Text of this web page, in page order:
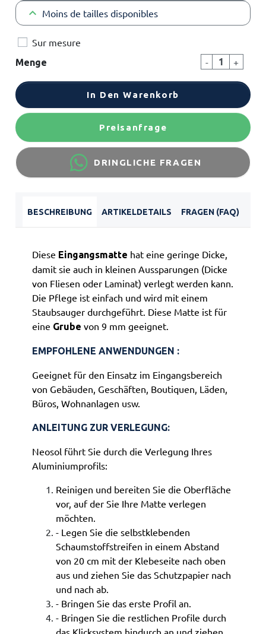
keyboard_arrow_up Moins de tailles disponibles
Sur mesure
Menge - +
In Den Warenkorb
Preisanfrage
DRINGLICHE FRAGEN
BESCHREIBUNG ARTIKELDETAILS FRAGEN (FAQ)
Diese Eingangsmatte hat eine geringe Dicke,
damit sie auch in kleinen Aussparungen (Dicke
von Fliesen oder Laminat) verlegt werden kann.
Die Pflege ist einfach und wird mit einem
Staubsauger durchgeführt. Diese Matte ist für
eine Grube von 9 mm geeignet.
EMPFOHLENE ANWENDUNGEN :
Geeignet für den Einsatz im Eingangsbereich
von Gebäuden, Geschäften, Boutiquen, Läden,
Büros, Wohnanlagen usw.
ANLEITUNG ZUR VERLEGUNG:
Neosol führt Sie durch die Verlegung Ihres
Aluminiumprofils:
Reinigen und bereiten Sie die Oberfläche
vor, auf der Sie Ihre Matte verlegen
möchten.
- Legen Sie die selbstklebenden
Schaumstoffstreifen in einem Abstand
von 20 cm mit der Klebeseite nach oben
aus und ziehen Sie das Schutzpapier nach
und nach ab.
- Bringen Sie das erste Profil an.
- Bringen Sie die restlichen Profile durch